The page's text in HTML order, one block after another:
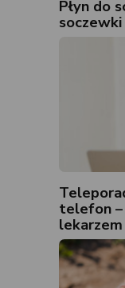
Płyn do
telefon
lekarzem